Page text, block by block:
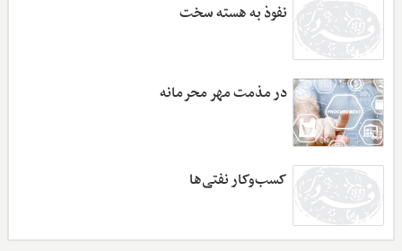
نفوذ به هسته سخت
در مذمت مهر محرمانه
کسب‌وکار نفتی‌ها